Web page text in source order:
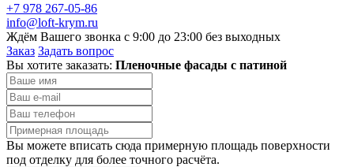
+7 978 267-05-86
info@loft-krym.ru
Ждём Вашего звонка с 9:00 до 23:00 без выходных
Заказ Задать вопрос
Вы хотите заказать: Пленочные фасады с патиной
Вы можете вписать сюда примерную площадь поверхности
под отделку для более точного расчёта.